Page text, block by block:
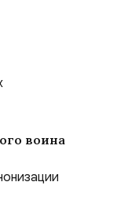
воина
Феодора